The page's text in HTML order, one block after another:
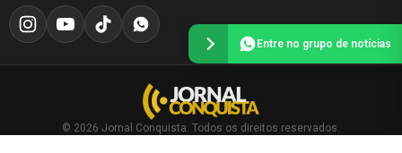
© 2026 Jornal Conquista. Todos os direitos reservados.
Entre no grupo de notícias